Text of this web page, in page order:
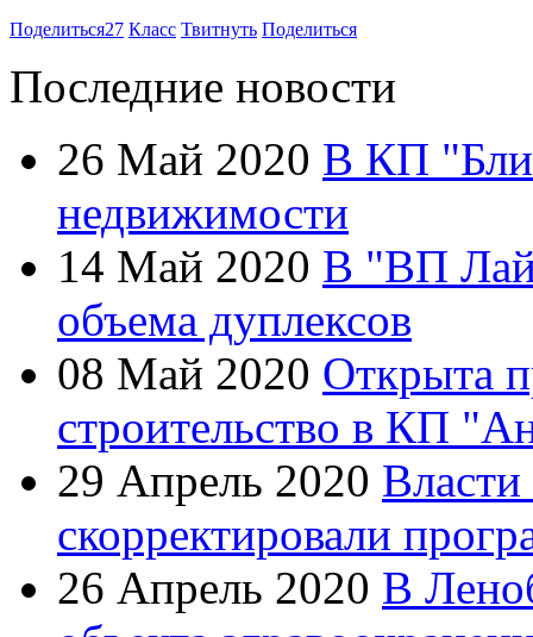
Поделиться27 Класс Твитнуть Поделиться
Последние новости
26 Май 2020 В КП
недвижимости
14 Май 2020 В "ВП
объема дуплексов
08 Май 2020 Открыта
строительство в КП
29 Апрель 2020
скорректировали
26 Апрель 2020 В